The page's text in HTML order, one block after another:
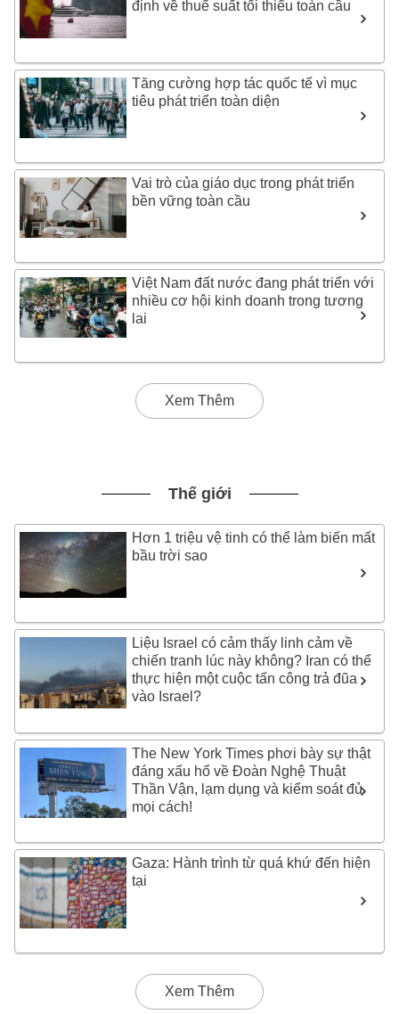
định về thuế suất tối thiểu toàn cầu
Tăng cường hợp tác quốc tế vì mục
tiêu phát triển toàn diện
Vai trò của giáo dục trong phát triển
bền vững toàn cầu
Việt Nam đất nước đang phát triển với
nhiều cơ hội kinh doanh trong tương
lai
Xem Thêm
Thế giới
Hơn 1 triệu vệ tinh có thể làm biến mất
bầu trời sao
Liệu Israel có cảm thấy linh cảm về
chiến tranh lúc này không? Iran có thể
thực hiện một cuộc tấn công trả đũa
vào Israel?
The New York Times phơi bày sự thật
đáng xấu hổ về Đoàn Nghệ Thuật
Thần Vận, lạm dụng và kiểm soát đủ
mọi cách!
Gaza: Hành trình từ quá khứ đến hiện
tại
Xem Thêm